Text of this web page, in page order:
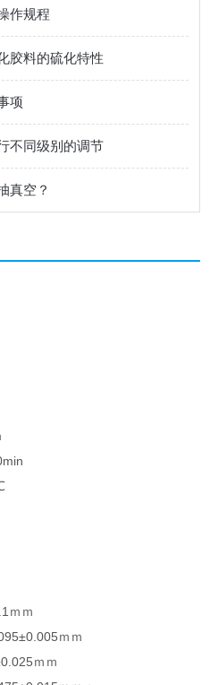
作规程
胶料的硫化特性
项
不同级别的调节
真空？
ｍｍ
ｍｍ
ｍｍ